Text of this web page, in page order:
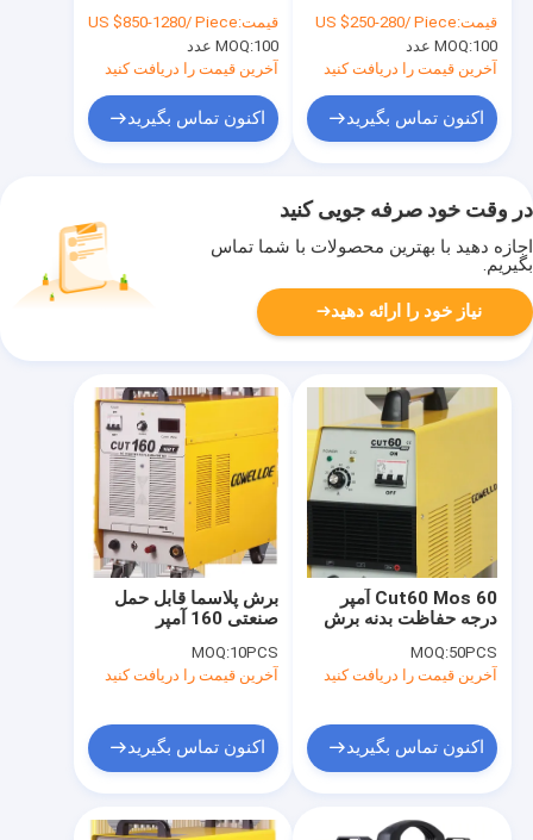
قیمت:US $850-1280/ Piece
MOQ:100 عدد
آخرین قیمت را دریافت کنید
اکنون تماس بگیرید
mosfet DC MMA
قیمت:US $250-280/ Piece
MOQ:100 عدد
آخرین قیمت را دریافت کنید
اکنون تماس بگیرید
در وقت خود صرفه جویی کنید
اجازه دهید با بهترین محصولات با شما تماس
بگیریم.
نیاز خود را ارائه دهید
برش پلاسما قابل حمل
صنعتی 160 آمپر
MOQ:10PCS
آخرین قیمت را دریافت کنید
اکنون تماس بگیرید
Cut60 Mos 60 آمپر
درجه حفاظت بدنه برش
MOQ:50PCS
آخرین قیمت را دریافت کنید
اکنون تماس بگیرید